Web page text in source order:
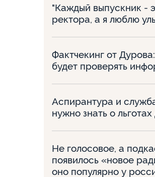
"Каждый выпускник -
ректора, а я люблю
Фактчекинг от
будет проверять
Аспирантура и
нужно знать о
Не голосовое, а
появилось «новое
оно популярно у